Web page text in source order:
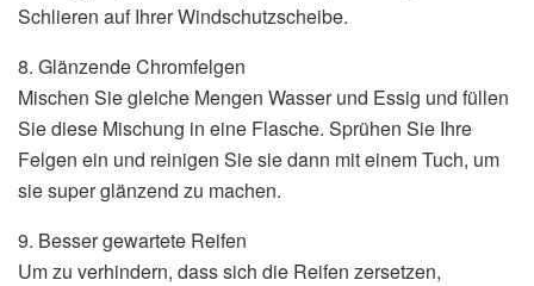
Schlieren auf Ihrer Windschutzscheibe.
8. Glänzende Chromfelgen
Mischen Sie gleiche Mengen Wasser und Essig und füllen
Sie diese Mischung in eine Flasche. Sprühen Sie Ihre
Felgen ein und reinigen Sie sie dann mit einem Tuch, um
sie super glänzend zu machen.
9. Besser gewartete Reifen
Um zu verhindern, dass sich die Reifen zersetzen,